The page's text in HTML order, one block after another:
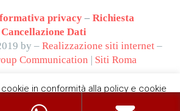
privacy– Richiesta
Cancellazione Dati
by – Realizzazione siti internet–
Communication | Siti Roma
in conformità alla policy e cookie
di terze parti. Proseguendo